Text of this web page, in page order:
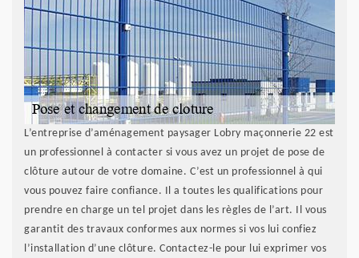
L’entreprise d’aménagement paysager Lobry maçonnerie 22 est
un professionnel à contacter si vous avez un projet de pose de
clôture autour de votre domaine. C’est un professionnel à qui
vous pouvez faire confiance. Il a toutes les qualifications pour
prendre en charge un tel projet dans les règles de l’art. Il vous
garantit des travaux conformes aux normes si vos lui confiez
l’installation d’une clôture. Contactez-le pour lui exprimer vos